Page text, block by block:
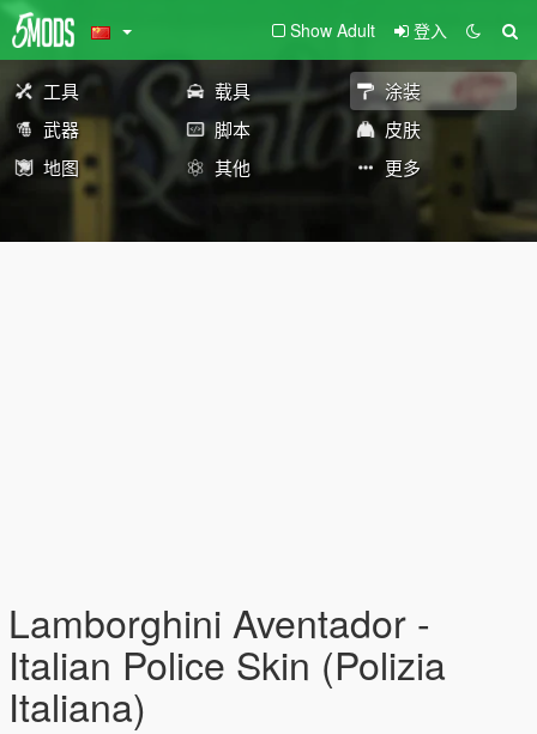
Show Adult 登入
工具 载具
涂装
武器
脚本
皮肤
地图
其他 更多
Lamborghini Aventador -
Italian Police Skin (Polizia
Italiana)